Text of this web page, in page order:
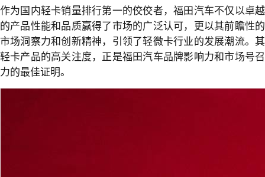
作为国内轻卡销量排行第一的佼佼者，福田汽车不仅以卓越
的产品性能和品质赢得了市场的广泛认可，更以其前瞻性的
市场洞察力和创新精神，引领了轻微卡行业的发展潮流。其
轻卡产品的高关注度，正是福田汽车品牌影响力和市场号召
力的最佳证明。